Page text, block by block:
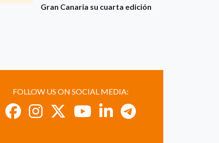
Gran Canaria su cuarta edición
FOLLOW US ON SOCIAL MEDIA: